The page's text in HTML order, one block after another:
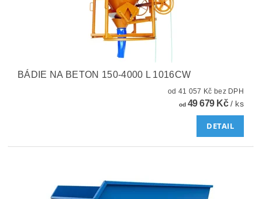
BÁDIE NA BETON 150-4000 L 1016CW
od 41 057 Kč bez DPH
od49 679 Kč/ ks
DETAIL